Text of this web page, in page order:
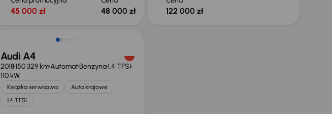
45 000 zł 48 000 zł 122 000 zł
Taniej o 1 000 zł
Audi A4
2018150 329 kmAutomatBenzyna1.4 TFSI
110 kW
Książka serwisowa
Auta krajowe
1.4 TFSI